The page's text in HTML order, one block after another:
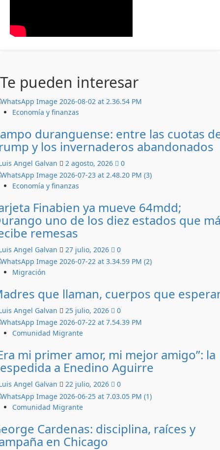
Te pueden interesar
Economía y finanzas
duranguense: entre las cuotas
y los invernaderos abandonados
Angel Galvan 2 agosto, 2026 0
Economía y finanzas
Finabien ya mueve 64mdd;
uno de los diez estados que
remesas
Angel Galvan 27 julio, 2026 0
Migración
que llaman, cuerpos que
Angel Galvan 25 julio, 2026 0
Comunidad Migrante
mi primer amor, mi mejor amigo”: la
a Enedino Aguirre
Angel Galvan 22 julio, 2026 0
Comunidad Migrante
Cardenas: disciplina, raíces y
en Chicago